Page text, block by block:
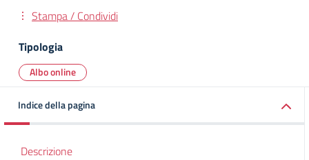
Stampa / Condividi
Tipologia
Albo online
Indice della pagina
Descrizione